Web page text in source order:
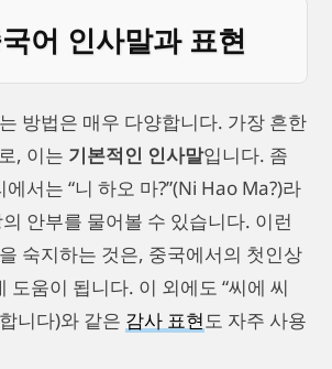
어 인사말과 표현
방법은 매우 다양합니다. 가장 흔한
, 이는 기본적인 인사말입니다. 좀
서는 “니 하오 마?”(Ni Hao Ma?)라
안부를 물어볼 수 있습니다. 이런
을 숙지하는 것은, 중국에서의 첫인상
도움이 됩니다. 이 외에도 “씨에 씨
니다)와 같은 감사 표현도 자주 사용